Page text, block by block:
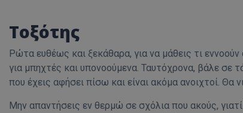
Τοξότης
Ρώτα ευθέως και ξεκάθαρα, για να μάθεις τι εννοούν
για μπηχτές και υπονοούμενα. Ταυτόχρονα, βάλε σε
που έχεις αφήσει πίσω και είναι ακόμα ανοιχτοί.
Μην απαντήσεις εν θερμώ σε σχόλια που ακούς,